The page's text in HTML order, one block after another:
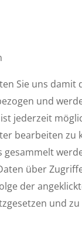
Sie uns
und
jederzeit
bearbeiten zu
über
der
und